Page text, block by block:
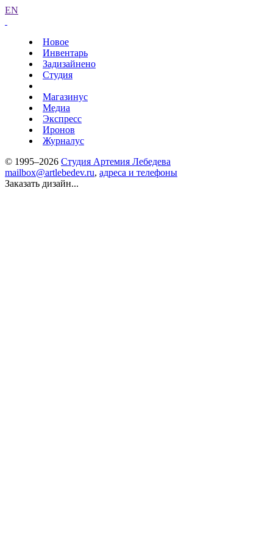
EN
Новое
Инвентарь
Задизайнено
Студия
Магазинус
Медиа
Экспресс
Иронов
Журналус
© 1995–2026 Студия Артемия Лебедева
mailbox@artlebedev.ru, адреса и телефоны
Заказать дизайн...